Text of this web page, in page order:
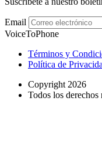
Email
VoiceToPhone
Términos y
Política de
Copyright 2026
Todos los